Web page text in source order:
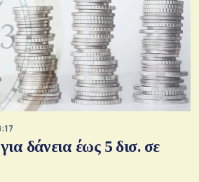
δάνεια έως 5 δισ. σε